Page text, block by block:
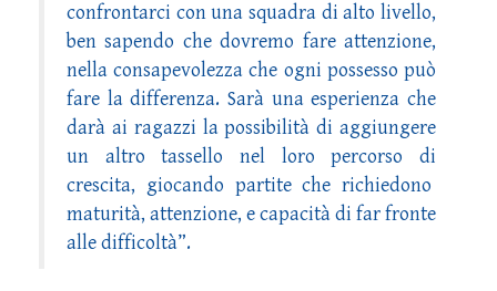
confrontarci con una squadra di alto livello,
ben sapendo che dovremo fare attenzione,
nella consapevolezza che ogni possesso può
fare la differenza. Sarà una esperienza che
darà ai ragazzi la possibilità di aggiungere
un altro tassello nel loro percorso di
crescita, giocando partite che richiedono
maturità, attenzione, e capacità di far fronte
alle difficoltà”.